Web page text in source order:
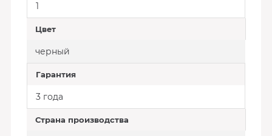
1
Цвет
черный
Гарантия
3 года
Страна производства